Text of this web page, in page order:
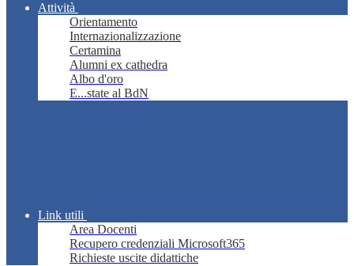
Attività
Orientamento
Internazionalizzazione
Certamina
Alumni ex cathedra
Albo d'oro
E...state al BdN
Link utili
Area Docenti
Recupero credenziali Microsoft365
Richieste uscite didattiche